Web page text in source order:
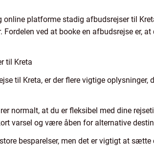
online platforme stadig afbudsrejser til
ved at booke en afbudsrejse er,
til Kreta
til Kreta, er der flere vigtige
normalt, at du er fleksibel med dine
varsel og være åben for alternative
besparelser, men det er vigtigt at